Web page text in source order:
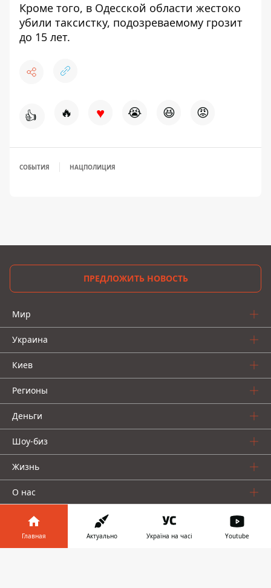
Кроме того, в Одесской области жестоко
убили таксистку, подозреваемому грозит
до 15 лет.
👍 🔥 ♥ 😭 😆 😡
СОБЫТИЯ НАЦПОЛИЦИЯ
ПРЕДЛОЖИТЬ НОВОСТЬ
Мир
Украина
Киев
Регионы
Деньги
Шоу-биз
Жизнь
О нас
Главная Актуально Україна на часі Youtube